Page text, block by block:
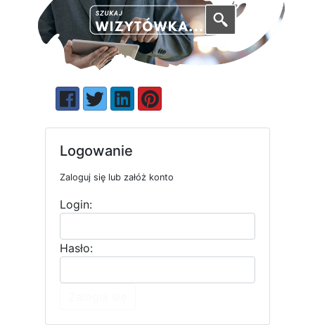
Logowanie
Zaloguj się lub załóż konto
Login:
Hasło: